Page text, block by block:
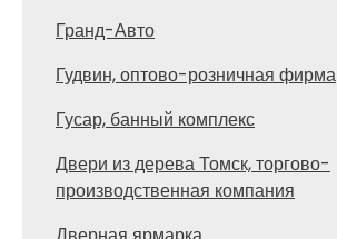
Гранд-Авто
Гудвин, оптово-розничная фирма
Гусар, банный комплекс
Двери из дерева Томск, торгово-
производственная компания